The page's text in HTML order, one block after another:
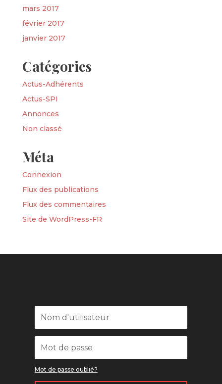
mars 2017
février 2017
janvier 2017
Catégories
Actus-Adhérents
Actus-SPI
Annonces
Non classé
Méta
Connexion
Flux des publications
Flux des commentaires
Site de WordPress-FR
Mot de passe oublié?